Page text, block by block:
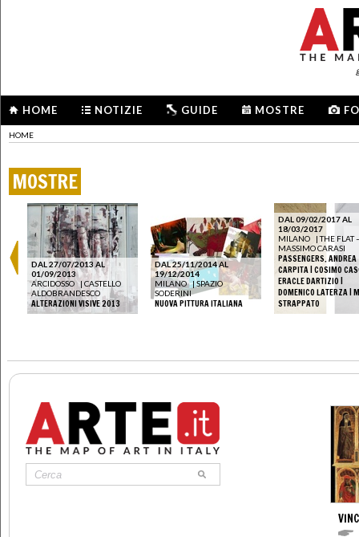
HOME NOTIZIE GUIDE MOSTRE
HOME
MOSTRE
DAL 27/07/2013 AL
01/09/2013
ARCIDOSSO | CASTELLO
ALDOBRANDESCO
ALTERAZIONI VISIVE 2013
DAL 25/11/2014 AL
19/12/2014
MILANO |SPAZIO
SODERINI
NUOVA PITTURA ITALIANA
DAL 09/02/2017 AL
18/03/2017
MILANO
|THE FLAT
MASSIMO CARASI
PASSENGERS. ANDREA
CARPITA | COSIMO
ERACLE DARTIZIO |
DOMENICO LATERZA |
STRAPPATO